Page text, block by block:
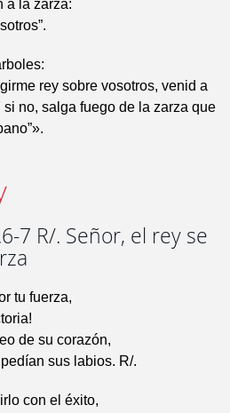
a la zarza:
rey sobre vosotros, venid a
no, salga fuego de la zarza que
7 R/. Señor, el rey se
tu fuerza,
de su corazón,
sus labios. R/.
con el éxito,